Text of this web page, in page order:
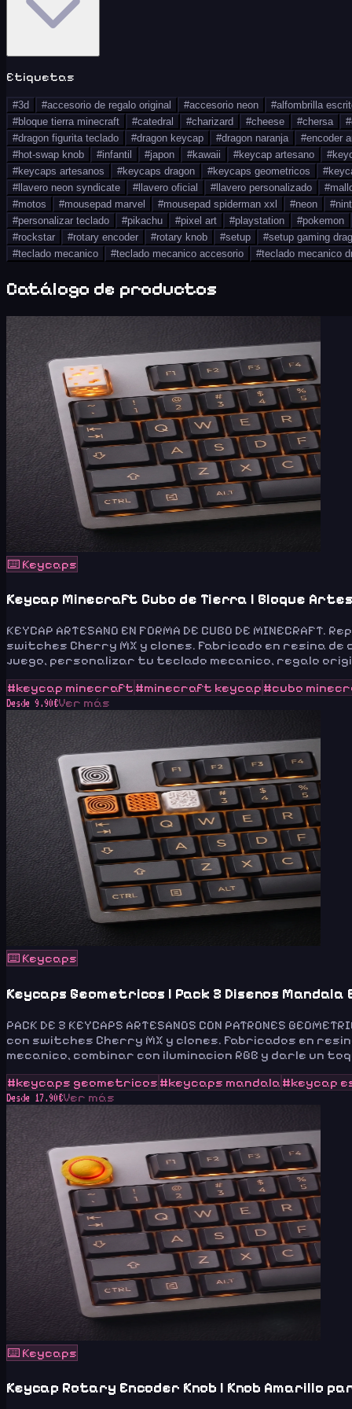
Etiquetas
#3d #accesorio de regalo original #accesorio neon #alfombrilla
#bloque tierra minecraft #catedral #charizard #cheese #chersa #
#dragon figurita teclado #dragon keycap #dragon naranja #encoder
#hot-swap knob #infantil #japon #kawaii #keycap artesano #
#keycaps artesanos #keycaps dragon #keycaps geometricos #
# llavero neon syndicate # llavero oficial # llavero personalizado #
#motos #mousepad marvel #mousepad spiderman xxl #neon #
#personalizar teclado #pikachu #pixel art #playstation #pokemon
#rockstar #rotary encoder #rotary knob #setup #setup gaming
#teclado mecanico #teclado mecanico accesorio #teclado mecanico
Catálogo de productos
⌨️ Keycaps
Keycap Minecraft Cubo de Tierra | Bloque
KEYCAP ARTESANO EN FORMA DE CUBO DE
switches Cherry MX y clones. Fabricado en resina
juego, personalizar tu teclado mecanico, regalo
#keycap minecraft #minecraft keycap #cubo
Desde 9.90€Ver más
⌨️ Keycaps
Keycaps Geometricos | Pack 3 Disenos Mandala
PACK DE 3 KEYCAPS ARTESANOS CON PATRONES
con switches Cherry MX y clones. Fabricados en
mecanico, combinar con iluminacion RGB y darle un
#keycaps geometricos #keycaps mandala #keycap
Desde 17.90€Ver más
⌨️ Keycaps
Keycap Rotary Encoder Knob | Knob Amarillo